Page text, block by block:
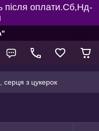
після оплати.Сб,Нд-
серця з цукерок